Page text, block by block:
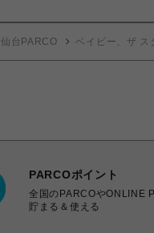
仙台PARCO ベイビー、ザ ス
PARCOポイント
全国のPARCOやONLINE
貯まる＆使える